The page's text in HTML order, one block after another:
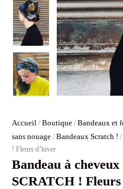
Accueil / Boutique / Bandeaux et
sans nouage / Bandeaux Scratch ! /
! Fleurs d’hiver
Bandeau à
SCRATCH !